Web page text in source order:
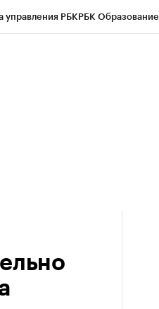
управления РБКРБК Образование